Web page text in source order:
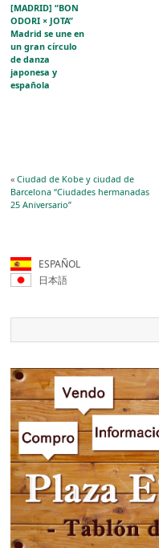
[MADRID] “BON
ODORI × JOTA”
Madrid se une en
un gran círculo
de danza
japonesa y
española
«Ciudad de Kobe y ciudad de
Barcelona “Ciudades hermanadas
25 Aniversario”
ESPAÑOL
日本語